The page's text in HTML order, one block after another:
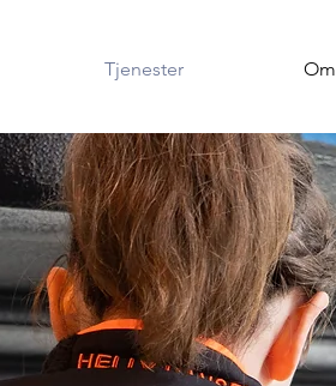
Tjenester